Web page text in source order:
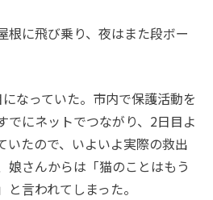
に飛び乗り、夜はまた段ボー
なっていた。市内で保護活動を
でにネットでつながり、2日目よ
いたので、いよいよ実際の救出
娘さんからは「猫のことはもう
言われてしまった。